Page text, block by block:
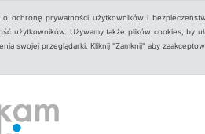
o ochronę prywatności użytkowników i
użytkowników. Używamy także plików cookies, by
swojej przeglądarki. Kliknij "Zamknij" aby